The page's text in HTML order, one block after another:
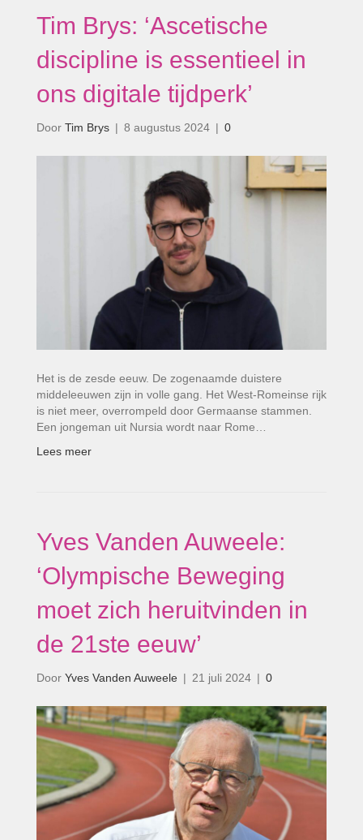
Tim Brys: ‘Ascetische
discipline is essentieel in
ons digitale tijdperk’
Door Tim Brys | 8 augustus 2024 | 0
Het is de zesde eeuw. De zogenaamde duistere
middeleeuwen zijn in volle gang. Het West-Romeinse rijk
is niet meer, overrompeld door Germaanse stammen.
Een jongeman uit Nursia wordt naar Rome…
Lees meer
Yves Vanden Auweele:
‘Olympische Beweging
moet zich heruitvinden in
de 21ste eeuw’
Door Yves Vanden Auweele | 21 juli 2024 | 0